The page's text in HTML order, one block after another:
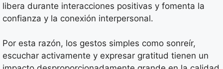
libera durante interacciones positivas y fomenta la
confianza y la conexión interpersonal.
Por esta razón, los gestos simples como sonreír,
escuchar activamente y expresar gratitud tienen un